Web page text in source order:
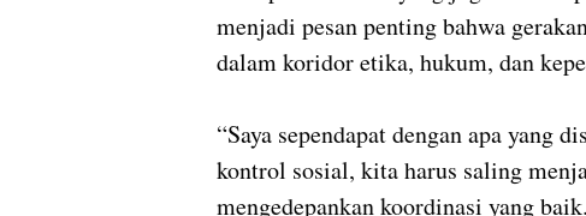
menjadi pesan penting bahwa
dalam koridor etika, hukum, dan
“Saya sependapat dengan apa yang
kontrol sosial, kita harus saling
mengedepankan koordinasi yang